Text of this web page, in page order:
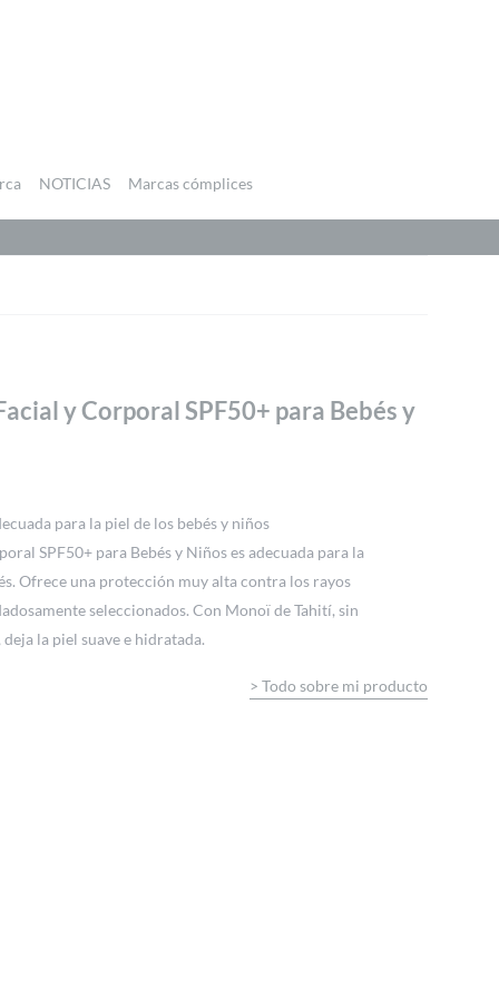
NOTICIAS Marcas cómplices
y Corporal SPF50+ para Bebés y
para la piel de los bebés y niños
SPF50+ para Bebés y Niños es adecuada para la
Ofrece una protección muy alta contra los rayos
seleccionados. Con Monoï de Tahití, sin
la piel suave e hidratada.
> Todo sobre mi producto